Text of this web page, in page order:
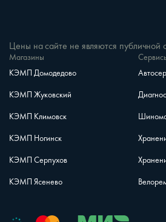
Магазины
КЭМП Домодедово
КЭМП Жуковский
КЭМП Климовск
КЭМП Ногинск
КЭМП Серпухов
КЭМП Ясенево
Цены на сайте не являются публичной